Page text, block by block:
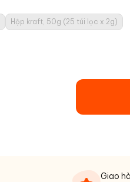
Hộp kraft, 50g (25 túi lọc x 2g)
Giao